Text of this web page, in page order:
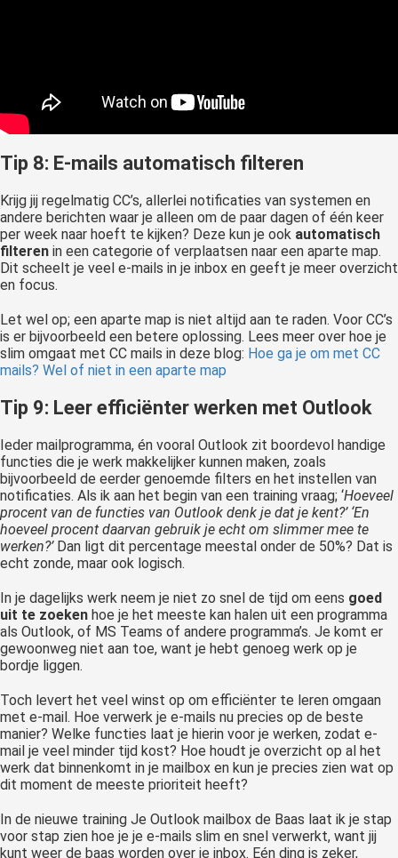
Tip 8: E-mails automatisch filteren
Krijg jij regelmatig CC’s, allerlei notificaties van systemen en
andere berichten waar je alleen om de paar dagen of één keer
per week naar hoeft te kijken? Deze kun je ook automatisch
filteren in een categorie of verplaatsen naar een aparte map.
Dit scheelt je veel e-mails in je inbox en geeft je meer overzicht
en focus.
Let wel op; een aparte map is niet altijd aan te raden. Voor CC’s
is er bijvoorbeeld een betere oplossing. Lees meer over hoe je
slim omgaat met CC mails in deze blog: Hoe ga je om met CC
mails? Wel of niet in een aparte map
Tip 9: Leer efficiënter werken met Outlook
Ieder mailprogramma, én vooral Outlook zit boordevol handige
functies die je werk makkelijker kunnen maken, zoals
bijvoorbeeld de eerder genoemde filters en het instellen van
notificaties. Als ik aan het begin van een training vraag; ‘Hoeveel
procent van de functies van Outlook denk je dat je kent?’ ‘En
hoeveel procent daarvan gebruik je echt om slimmer mee te
werken?’ Dan ligt dit percentage meestal onder de 50%? Dat is
echt zonde, maar ook logisch.
In je dagelijks werk neem je niet zo snel de tijd om eens goed
uit te zoeken hoe je het meeste kan halen uit een programma
als Outlook, of MS Teams of andere programma’s. Je komt er
gewoonweg niet aan toe, want je hebt genoeg werk op je
bordje liggen.
Toch levert het veel winst op om efficiënter te leren omgaan
met e-mail. Hoe verwerk je e-mails nu precies op de beste
manier? Welke functies laat je hierin voor je werken, zodat e-
mail je veel minder tijd kost? Hoe houdt je overzicht op al het
werk dat binnenkomt in je mailbox en kun je precies zien wat op
dit moment de meeste prioriteit heeft?
In de nieuwe training Je Outlook mailbox de Baas laat ik je stap
voor stap zien hoe je je e-mails slim en snel verwerkt, want jij
kunt weer de baas worden over je inbox. Eén ding is zeker,